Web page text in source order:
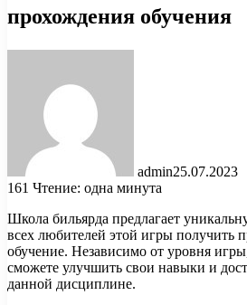
прохождения обучения
admin25.07.2023
161 Чтение: одна минута
Школа бильярда предлагает
всех любителей этой игры получить
обучение. Независимо от уровня
сможете улучшить свои навыки и
данной дисциплине.